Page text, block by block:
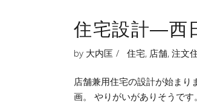
住宅設計―西
by 大内匡 住宅, 店舗, 注文
店舗兼用住宅の設計が始ま
画。 やりがいがありそうです